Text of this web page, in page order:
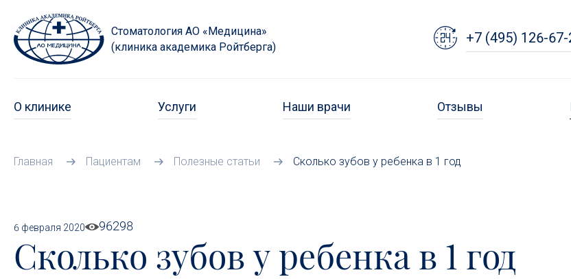
Стоматология АО «Медицина»
(клиника академика Ройтберга)
+7 (495) 126-67-
О клинике Услуги Наши врачи Отзывы
Главная Пациентам Полезные статьи Сколько зубов у ребенка в 1 год
6 февраля 2020 96298
Сколько зубов у ребенка в 1 год